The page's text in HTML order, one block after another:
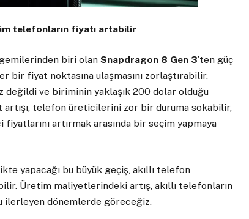
telefonların fiyatı artabilir
gemilerinden biri olanSnapdragon 8 Gen 3’ten güç
bir fiyat noktasına ulaşmasını zorlaştırabilir.
ve biriminin yaklaşık 200 dolar olduğu
artışı, telefon üreticilerini zor bir duruma sokabilir,
artırmak arasında bir seçim yapmaya
yapacağı bu büyük geçiş, akıllı telefon
Üretim maliyetlerindeki artış, akıllı telefonların
ilerleyen dönemlerde göreceğiz.